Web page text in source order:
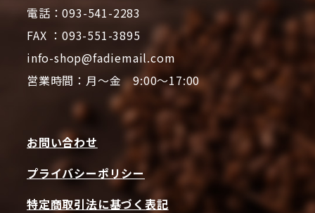
電話：093-541-2283
FAX ：093-551-3895
info-shop@fadiemail.com
営業時間：月～金 9:00～17:00
お問い合わせ
プライバシーポリシー
特定商取引法に基づく表記